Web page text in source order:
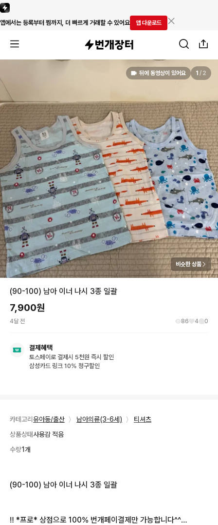
앱에서는 등록부터 찜까지, 더 빠르게 거래할 수 있어요 앱 다운로드
뒤에 동영상이 있어요 1 / 2
비슷한 상품
(90-100) 남아 이너 나시 3종 일괄
7,900원
4달 전 86 4 0
결제혜택
토스페이로 결제시 5천원 즉시 할인
삼성카드 링크 10% 청구할인
카테고리 유아동/출산 〉 남아의류(3-6세) 〉
티셔츠
상품상태사용감 적음
수량1개
(90-100) 남아 이너 나시 3종 일괄
‼️ *프로* 상점으로 100% 번개페이결제만 가능합니다^^